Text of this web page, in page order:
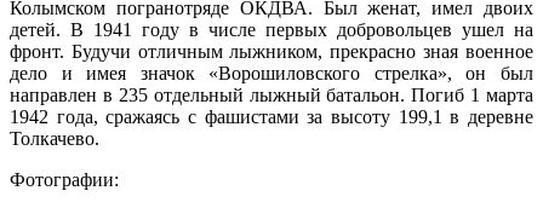
Колымском погранотряде ОКДВА. Был женат, имел двоих
детей. В 1941 году в числе первых добровольцев ушел на
фронт. Будучи отличным лыжником, прекрасно зная военное
дело и имея значок «Ворошиловского стрелка», он был
направлен в 235 отдельный лыжный батальон. Погиб 1 марта
1942 года, сражаясь с фашистами за высоту 199,1 в деревне
Толкачево.
Фотографии: